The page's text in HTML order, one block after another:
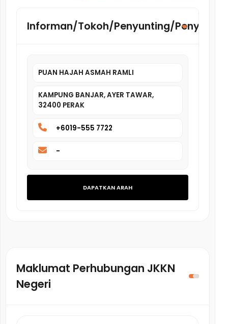
Informan/Tokoh/Penyunting/Penyelidik
PUAN HAJAH ASMAH RAMLI
KAMPUNG BANJAR, AYER TAWAR,
32400 PERAK
+6019-555 7722
-
DAPATKAN ARAH
Maklumat Perhubungan JKKN
Negeri